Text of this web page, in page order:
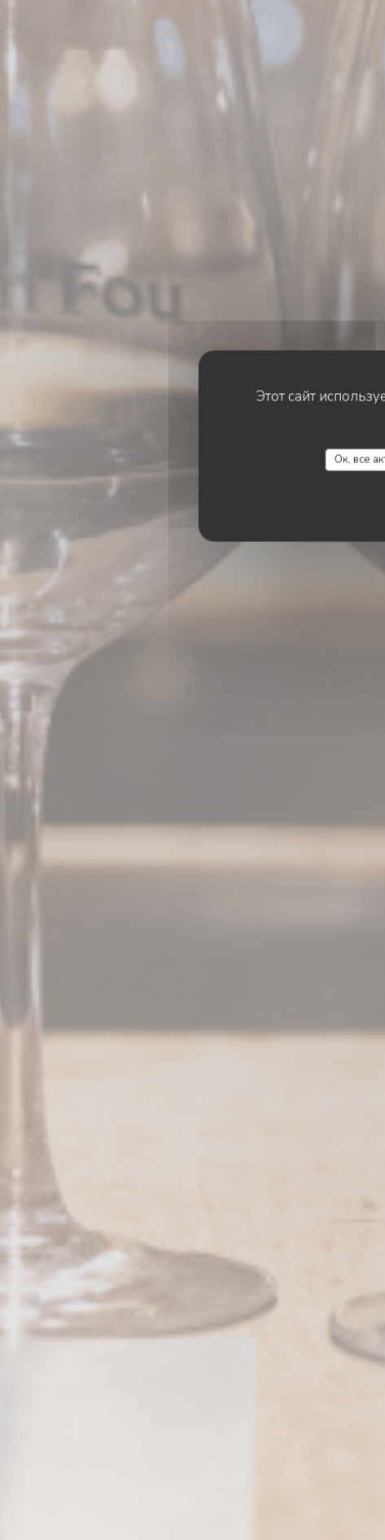
Этот сайт
Ок, все